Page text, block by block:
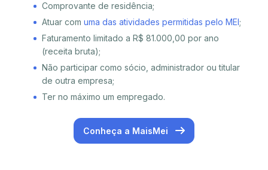
Comprovante de residência;
Atuar com uma das atividades permitidas pelo MEI;
Faturamento limitado a R$ 81.000,00 por ano
(receita bruta);
Não participar como sócio, administrador ou titular
de outra empresa;
Ter no máximo um empregado.
Conheça a MaisMei